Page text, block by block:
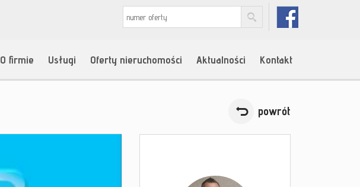
O firmie Usługi Oferty nieruchomości Aktualności Kontakt
powrót